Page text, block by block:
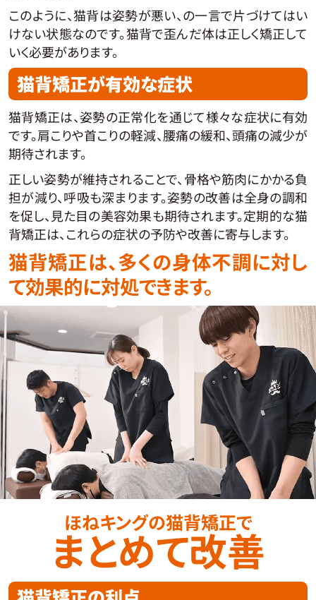
このように、猫背は姿勢が悪い、の一言で片づけてはい
けない状態なのです。猫背で歪んだ体は正しく矯正して
いく必要があります。
猫背矯正が有効な症状
猫背矯正は、姿勢の正常化を通じて様々な症状に有効
です。肩こりや首こりの軽減、腰痛の緩和、頭痛の減少が
期待されます。
正しい姿勢が維持されることで、骨格や筋肉にかかる負
担が減り、呼吸も深まります。姿勢の改善は全身の調和
を促し、見た目の美容効果も期待されます。定期的な猫
背矯正は、これらの症状の予防や改善に寄与します。
猫背矯正は、多くの身体不調に対し
て効果的に対処できます。
ほねキングの猫背矯正で
まとめて改善